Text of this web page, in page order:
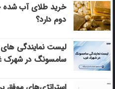
خرید طلای آب شده
دوم دارد؟
لیست نمایندگی های
سامسونگ در شهرک